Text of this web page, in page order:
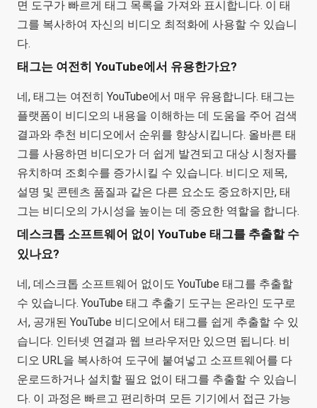
면 도구가 빠르게 태그 목록을 가져와 표시합니다. 이 태
그를 복사하여 자신의 비디오 최적화에 사용할 수 있습니
다.
태그는 여전히 YouTube에서 유용한가요?
네, 태그는 여전히 YouTube에서 매우 유용합니다. 태그는
플랫폼이 비디오의 내용을 이해하는 데 도움을 주어 검색
결과와 추천 비디오에서 순위를 향상시킵니다. 올바른 태
그를 사용하면 비디오가 더 쉽게 발견되고 대상 시청자를
유치하며 조회수를 증가시킬 수 있습니다. 비디오 제목,
설명 및 콘텐츠 품질과 같은 다른 요소도 중요하지만, 태
그는 비디오의 가시성을 높이는 데 중요한 역할을 합니다.
데스크톱 소프트웨어 없이 YouTube 태그를 추출할 수
있나요?
네, 데스크톱 소프트웨어 없이도 YouTube 태그를 추출할
수 있습니다. YouTube 태그 추출기 도구는 온라인 도구로
서, 공개된 YouTube 비디오에서 태그를 쉽게 추출할 수 있
습니다. 인터넷 연결과 웹 브라우저만 있으면 됩니다. 비
디오 URL을 복사하여 도구에 붙여넣고 소프트웨어를 다
운로드하거나 설치할 필요 없이 태그를 추출할 수 있습니
다. 이 과정은 빠르고 편리하며 모든 기기에서 접근 가능